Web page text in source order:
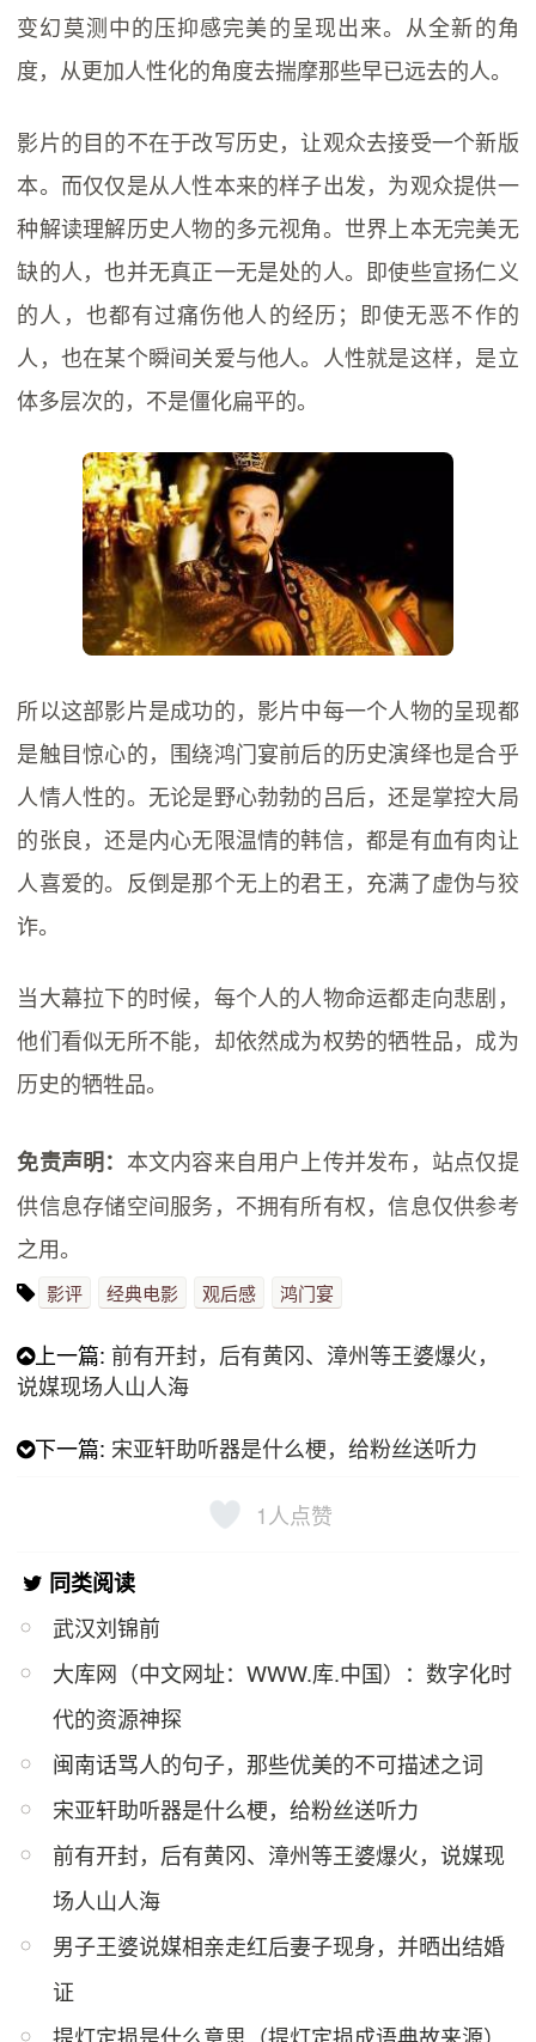
变幻莫测中的压抑感完美的呈现出来。从全新的角
度，从更加人性化的角度去揣摩那些早已远去的人。
影片的目的不在于改写历史，让观众去接受一个新版
本。而仅仅是从人性本来的样子出发，为观众提供一
种解读理解历史人物的多元视角。世界上本无完美无
缺的人，也并无真正一无是处的人。即使些宣扬仁义
的人，也都有过痛伤他人的经历；即使无恶不作的
人，也在某个瞬间关爱与他人。人性就是这样，是立
体多层次的，不是僵化扁平的。
所以这部影片是成功的，影片中每一个人物的呈现都
是触目惊心的，围绕鸿门宴前后的历史演绎也是合乎
人情人性的。无论是野心勃勃的吕后，还是掌控大局
的张良，还是内心无限温情的韩信，都是有血有肉让
人喜爱的。反倒是那个无上的君王，充满了虚伪与狡
诈。
当大幕拉下的时候，每个人的人物命运都走向悲剧，
他们看似无所不能，却依然成为权势的牺牲品，成为
历史的牺牲品。
免责声明： 本文内容来自用户上传并发布，站点仅提
供信息存储空间服务，不拥有所有权，信息仅供参考
之用。
影评 经典电影 观后感 鸿门宴
上一篇: 前有开封，后有黄冈、漳州等王婆爆火，
说媒现场人山人海
下一篇:宋亚轩助听器是什么梗，给粉丝送听力
1人点赞
同类阅读
武汉刘锦前
大库网（中文网址：WWW.库.中国）：数字化时
代的资源神探
闽南话骂人的句子，那些优美的不可描述之词
宋亚轩助听器是什么梗，给粉丝送听力
前有开封，后有黄冈、漳州等王婆爆火，说媒现
场人山人海
男子王婆说媒相亲走红后妻子现身，并晒出结婚
证